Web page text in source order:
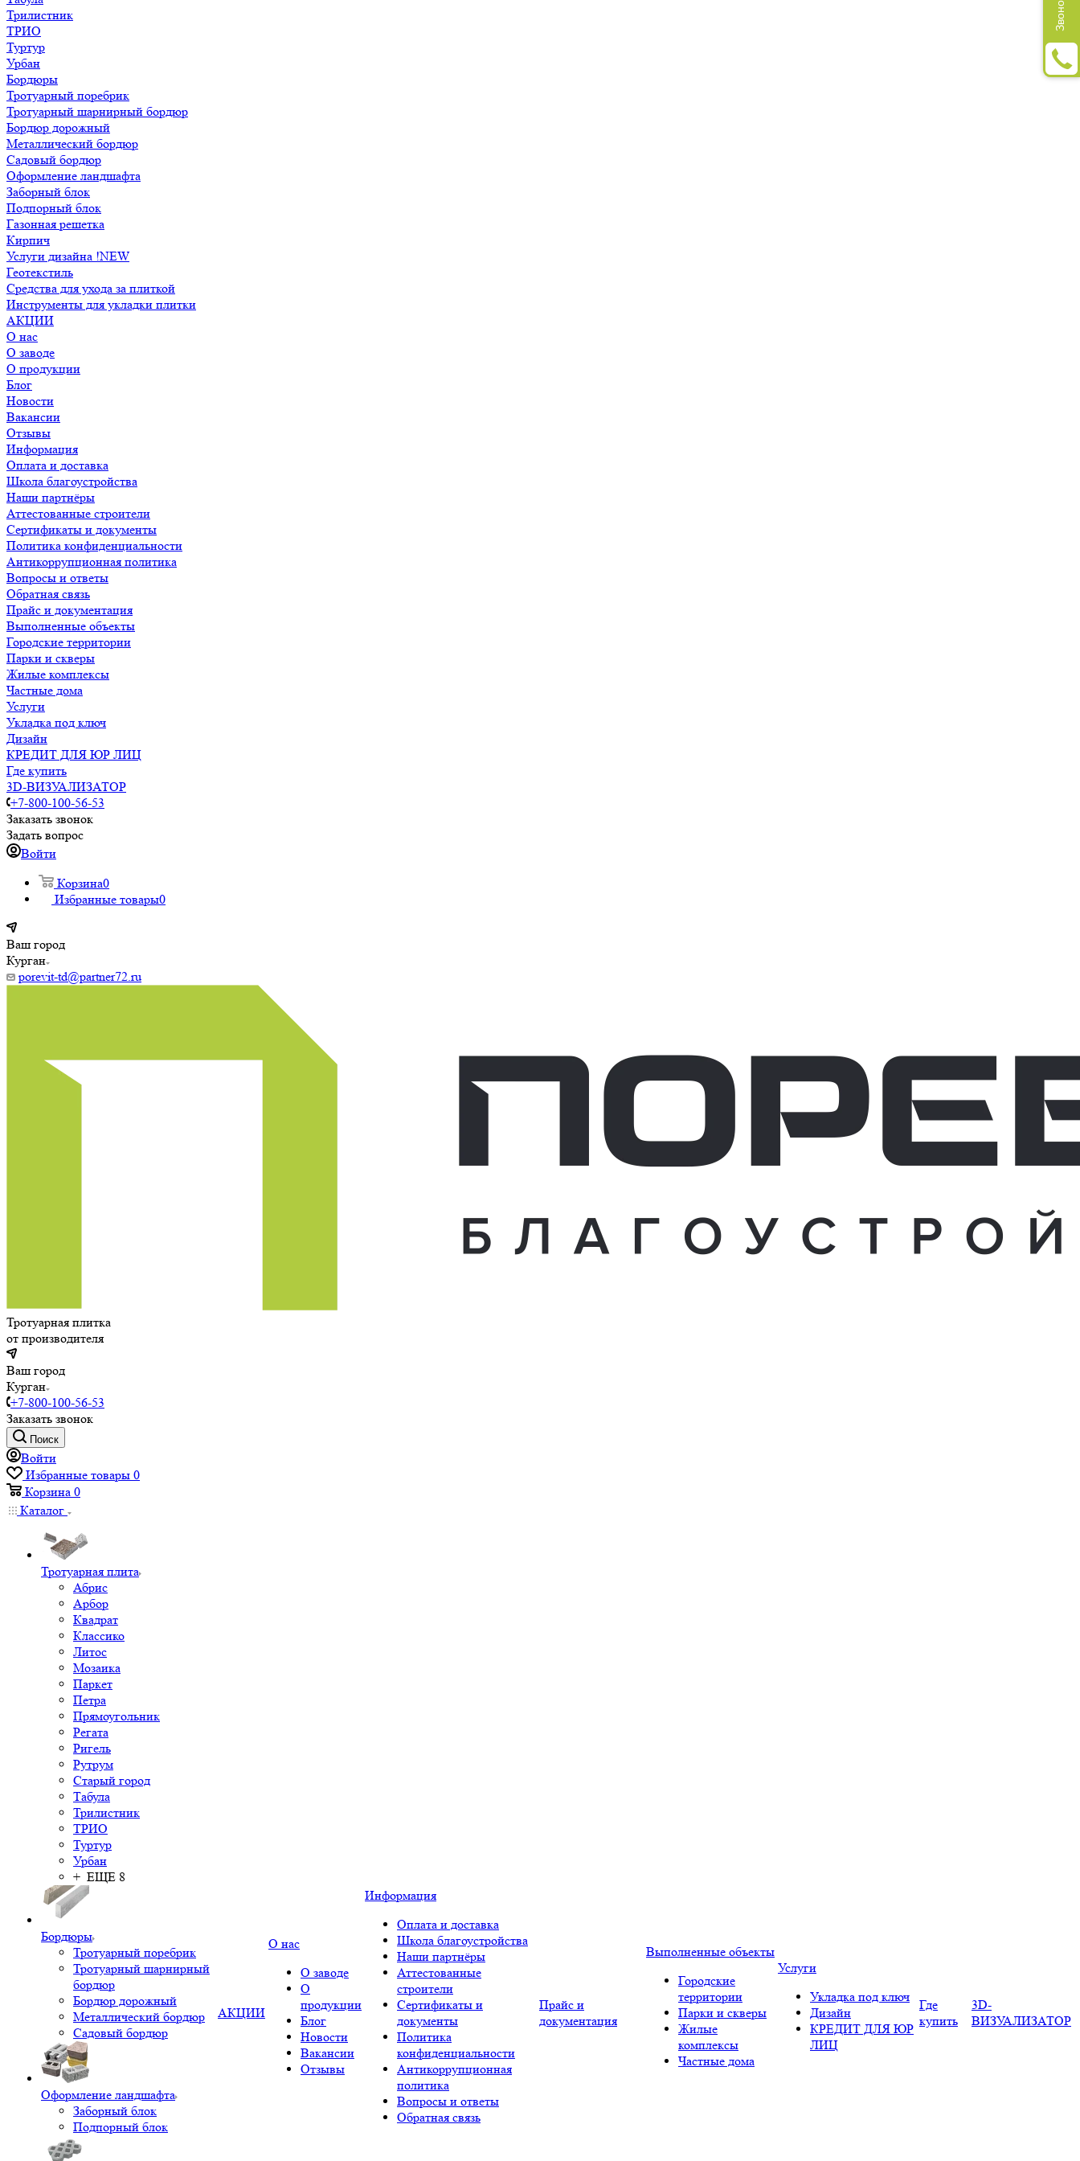
Трилистник
ТРИО
Туртур
Урбан
Бордюры
Тротуарный поребрик
Тротуарный шарнирный бордюр
Бордюр дорожный
Металлический бордюр
Садовый бордюр
Оформление ландшафта
Заборный блок
Подпорный блок
Газонная решетка
Кирпич
Услуги дизайна !NEW
Геотекстиль
Средства для ухода за плиткой
Инструменты для укладки плитки
АКЦИИ
О нас
О заводе
О продукции
Блог
Новости
Вакансии
Отзывы
Информация
Оплата и доставка
Школа благоустройства
Наши партнёры
Аттестованные строители
Сертификаты и документы
Политика конфиденциальности
Антикоррупционная политика
Вопросы и ответы
Обратная связь
Прайс и документация
Выполненные объекты
Городские территории
Парки и скверы
Жилые комплексы
Частные дома
Услуги
Укладка под ключ
Дизайн
КРЕДИТ ДЛЯ ЮР ЛИЦ
Где купить
3D-ВИЗУАЛИЗАТОР
+7-800-100-56-53
Заказать звонок
Задать вопрос
Войти
Корзина0
Избранные товары0
Ваш город
Курган
porevit-td@partner72.ru
Тротуарная плитка
от производителя
Ваш город
Курган
+7-800-100-56-53
Заказать звонок
Поиск
Войти
Избранные товары 0
Корзина 0
Каталог
Тротуарная плита
Абрис
Арбор
Квадрат
Классико
Литос
Мозаика
Паркет
Петра
Прямоугольник
Регата
Ригель
Рутрум
Старый город
Табула
Трилистник
ТРИО
Туртур
Урбан
+ ЕЩЕ 8
Бордюры
Тротуарный поребрик
Тротуарный шарнирный
бордюр
Бордюр дорожный
Металлический бордюр
Садовый бордюр
Оформление ландшафта
Заборный блок
Подпорный блок
АКЦИИ
О нас
О заводе
О
продукции
Блог
Новости
Вакансии
Отзывы
Информация
Оплата и доставка
Школа благоустройства
Наши партнёры
Аттестованные
строители
Сертификаты и
документы
Политика
конфиденциальности
Антикоррупционная
политика
Вопросы и ответы
Обратная связь
Прайс и
документация
Выполненные объекты
Городские
территории
Парки и скверы
Жилые
комплексы
Частные дома
Услуги
Укладка под ключ
Дизайн
КРЕДИТ ДЛЯ ЮР
ЛИЦ
Где
купить
3D-
ВИЗУАЛИЗАТОР